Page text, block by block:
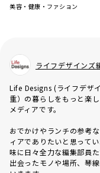
美容・健康・ファション
ライフデザインズ
Life Designs (ライフデザ
重）の暮らしをもっと楽
メディアです。
おでかけやランチの参考
ィアでありたいと思って
味に日々全力な編集部員
出会ったモノや場所、琴